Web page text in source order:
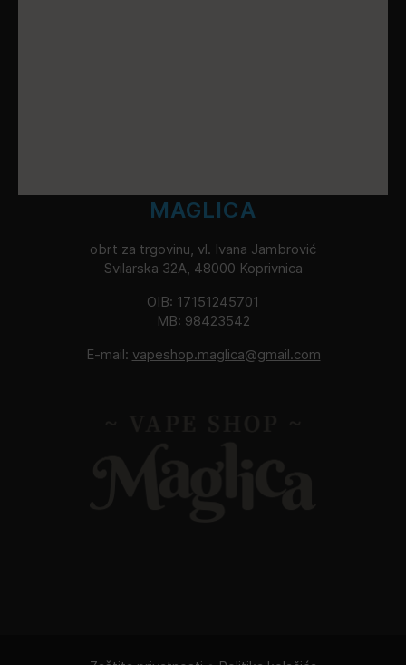
MAGLICA
obrt za trgovinu, vl. Ivana Jambrović
Svilarska 32A, 48000 Koprivnica
OIB: 17151245701
MB: 98423542
E-mail: vapeshop.maglica@gmail.com